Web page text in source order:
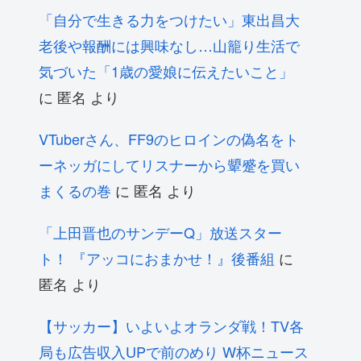
「自分で生きる力をつけたい」東出昌大
老後や報酬には興味なし…山籠り生活で
気づいた「1歳の愛娘に伝えたいこと」
に 匿名 より
VTuberさん、FF9のヒロインの偽名をト
ーネッガにしてリスナーから顰蹙を買い
まくるの巻 に 匿名 より
「上田晋也のサンデーQ」放送スター
ト！ 『アッコにおまかせ！』後番組 に
匿名 より
【サッカー】いよいよオランダ戦！TV各
局も広告収入UPで前のめり W杯ニュース